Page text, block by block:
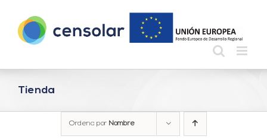
contenido
Tienda
Ordena por Nombre